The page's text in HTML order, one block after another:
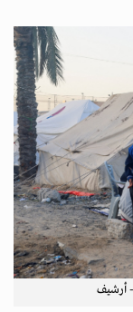
- أرشيف